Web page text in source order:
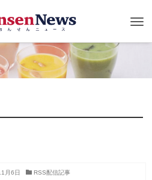
月6日 RSS配信記事